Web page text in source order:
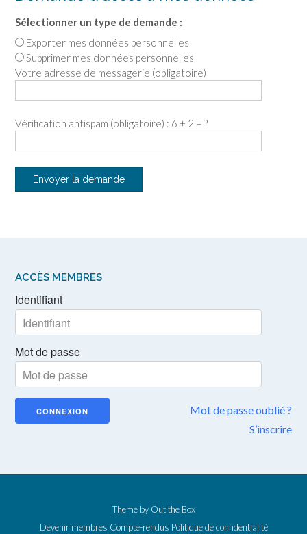
Sélectionner un type de demande :
Exporter mes données personnelles
Supprimer mes données personnelles
Votre adresse de messagerie (obligatoire)
Vérification antispam (obligatoire) : 6 + 2 = ?
ACCÈS MEMBRES
Identifiant
Mot de passe
Mot de passe oublié ?
S’inscrire
Theme by Out the Box
Devenir membres Compte-rendus Politique de confidentialité